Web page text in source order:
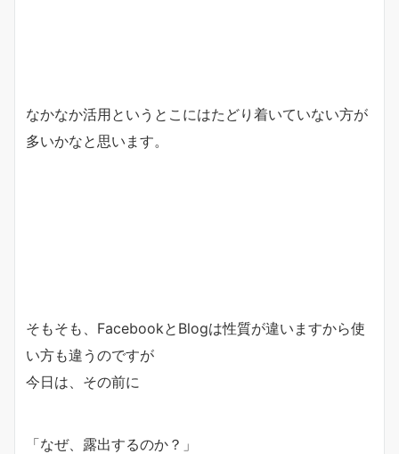
なかなか活用というとこにはたどり着いていない方が
多いかなと思います。
そもそも、FacebookとBlogは性質が違いますから使
い方も違うのですが
今日は、その前に
「なぜ、露出するのか？」